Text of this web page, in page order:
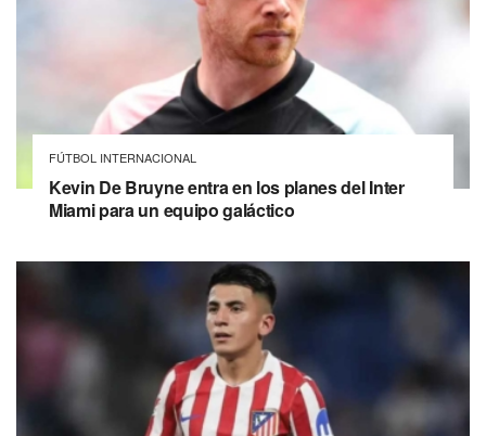
FÚTBOL INTERNACIONAL
Kevin De Bruyne entra en los planes del Inter
Miami para un equipo galáctico